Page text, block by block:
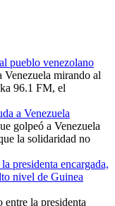
pueblo venezolano
Venezuela mirando al
96.1 FM, el
a Venezuela
golpeó a Venezuela
la solidaridad no
presidenta encargada,
nivel de Guinea
entre la presidenta